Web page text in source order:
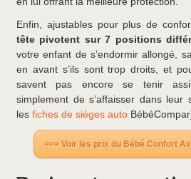
Enfin, ajustables pour plus de
tête pivotent sur 7 positions
votre enfant de s’endormir allongé,
en avant s’ils sont trop droits, et
savent pas encore se tenir
simplement de s’affaisser dans leur
les fiches de sièges auto
>>> Voir les prix du Bébé Confort